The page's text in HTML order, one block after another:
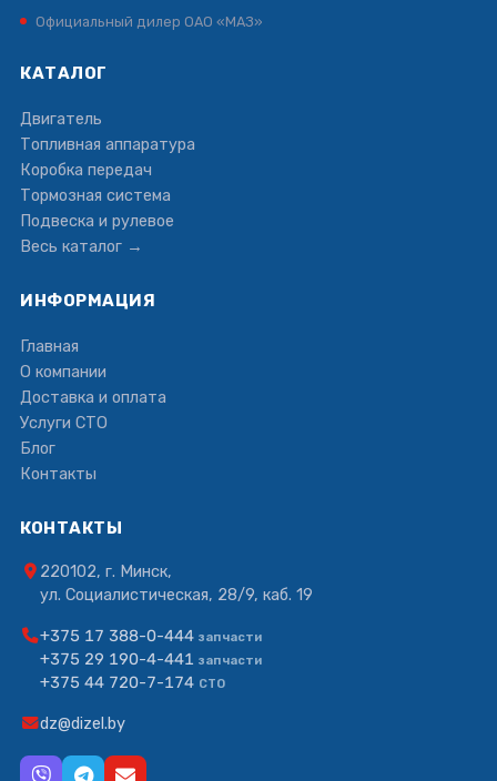
Официальный дилер ОАО «МАЗ»
КАТАЛОГ
Двигатель
Топливная аппаратура
Коробка передач
Тормозная система
Подвеска и рулевое
Весь каталог →
ИНФОРМАЦИЯ
Главная
О компании
Доставка и оплата
Услуги СТО
Блог
Контакты
КОНТАКТЫ
220102, г. Минск,
ул. Социалистическая, 28/9, каб. 19
+375 17 388-0-444 запчасти
+375 29 190-4-441 запчасти
+375 44 720-7-174 СТО
dz@dizel.by